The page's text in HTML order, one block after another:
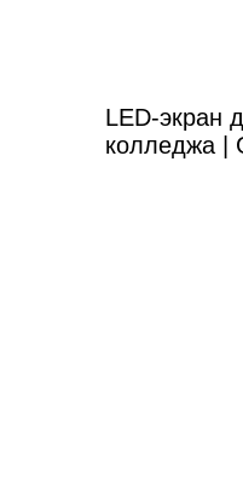
LED-экран
колледжа |